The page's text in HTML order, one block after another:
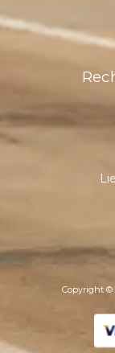
Copyright ©